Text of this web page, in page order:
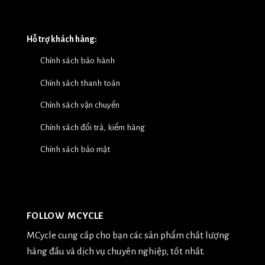
Hỗ trợ khách hàng:
Chính sách bảo hành
Chính sách thanh toán
Chính sách vận chuyển
Chính sách đổi trả, kiểm hàng
Chính sách bảo mật
FOLLOW MCYCLE
MCycle cung cấp cho bạn các sản phẩm chất lượng
hàng đầu và dịch vụ chuyên nghiệp, tốt nhất.